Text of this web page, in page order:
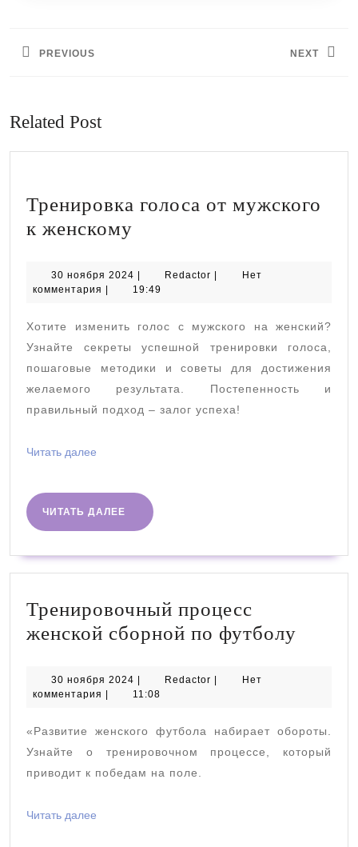
записям
PREVIOUS NEXT
Related Post
Тренировка голоса от мужского
к женскому
от
мужского
к
женскому
30 ноября 2024 30
ноября
Redactor Redactor
Нет
комментария
19:49
Хотите изменить голос с мужского на женский?
Узнайте секреты успешной тренировки голоса,
пошаговые методики и советы для достижения
желаемого результата. Постепенность и
правильный подход – залог успеха!
Читать далее
ЧИТАТЬ ДАЛЕЕ
ЧИТАТЬ
ДАЛЕЕ
Тренировочный процесс
женской сборной по футболу
по
30 ноября 2024 30
ноября
Redactor Redactor
Нет
комментария
11:08
«Развитие женского футбола набирает обороты.
Узнайте о тренировочном процессе, который
приводит к победам на поле.
Читать далее